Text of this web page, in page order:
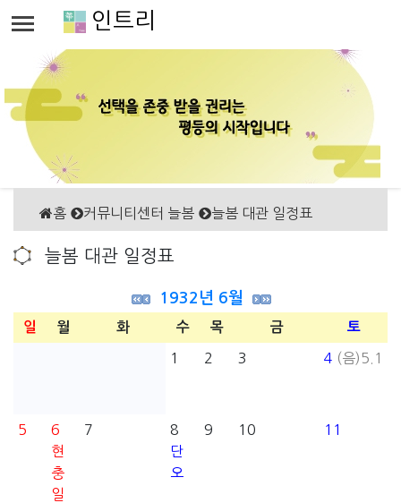
인트리
홈 커뮤니티센터 늘봄 늘봄 대관 일정표
늘봄 대관 일정표
1932년 6월
일 월 화 수 목 금 토
1 2 3 4 (음)5.1
5
6
현
충
일
7
8
단
오
9 10 11